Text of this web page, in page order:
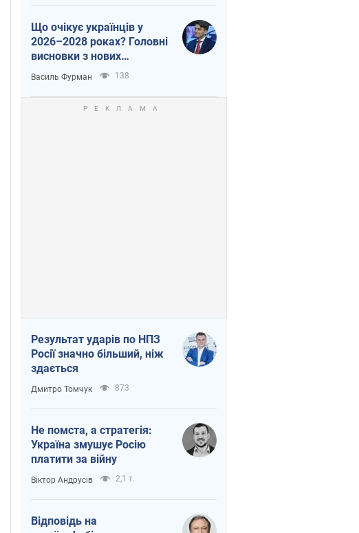
Що очікує українців у
2026–2028 роках? Головні
висновки з нових
прогнозів від НБУ
Василь Фурман 138
Результат ударів по НПЗ
Росії значно більший, ніж
здається
Дмитро Томчук 873
Не помста, а стратегія:
Україна змушує Росію
платити за війну
Віктор Андрусів 2,1 т.
Відповідь на